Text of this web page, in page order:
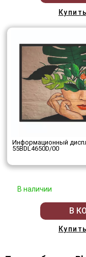
Информационный
55BDL4650D/00
В наличии
В